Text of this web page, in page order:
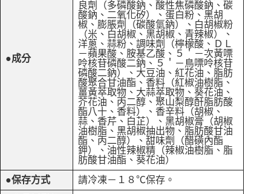
●成分
良劑（多磷酸鈉、酸性焦磷酸鈉、碳
酸鈉、二氧化矽）、蛋白粉、黑胡
椒、膨脹劑（碳酸氫鈉）、白胡椒粉
（米、白胡椒、黑胡椒、青辣椒）、
洋蔥、蒜粉、調味劑（檸檬酸、ＤＬ
－蘋果酸、胺基乙酸、５＇－次黃嘌
呤核苷磷酸二鈉、５＇－鳥嘌呤核苷
磷酸二鈉）、大豆油、紅花油、脂肪
酸聚合甘油酯、香料（紅椒油樹脂、
薑黃萃取物、大蒜萃取物、葵花油、
芥花油、丙二醇、聚山梨醇酐脂肪酸
酯八十、香料）、香辛料（胡椒、
蒜、香芹、白芷）、黑胡椒膏（胡椒
油樹脂、黑胡椒抽出物、脂肪酸甘油
酯、丙二醇）、甜味劑（醋磺內酯
鉀）、油性辣椒精（辣椒油樹脂、脂
肪酸甘油酯、葵花油）
●保存方式
請冷凍－１８℃保存。